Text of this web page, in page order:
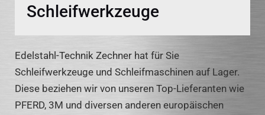
Schleifwerkzeuge
Edelstahl-Technik Zechner hat für Sie
Schleifwerkzeuge und Schleifmaschinen auf Lager.
Diese beziehen wir von unseren Top-Lieferanten wie
PFERD, 3M und diversen anderen europäischen